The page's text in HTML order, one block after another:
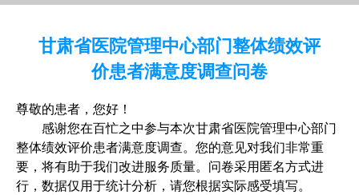
甘肃省医院管理中心部门整体绩效评
价患者满意度调查问卷
尊敬的患者，您好！
感谢您在百忙之中参与本次甘肃省医院管理中心部门
整体绩效评价患者满意度调查。您的意见对我们非常重
要，将有助于我们改进服务质量。问卷采用匿名方式进
行，数据仅用于统计分析，请您根据实际感受填写。